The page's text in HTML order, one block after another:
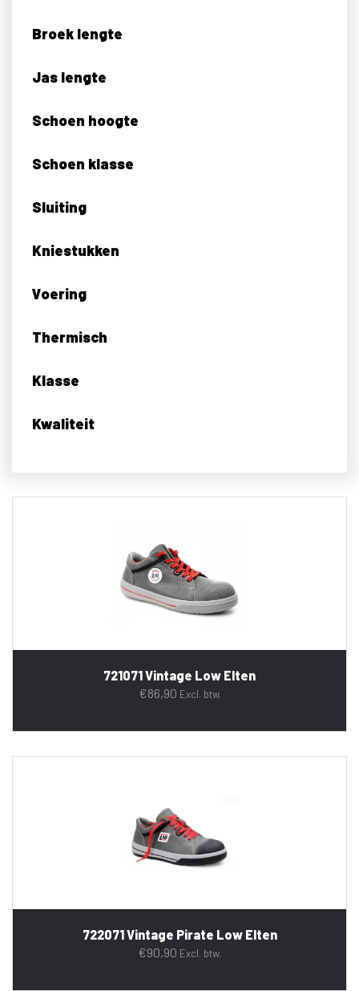
Broek lengte
Jas lengte
Schoen hoogte
Schoen klasse
Sluiting
Kniestukken
Voering
Thermisch
Klasse
Kwaliteit
721071 Vintage Low Elten
€86,90 Excl. btw.
722071 Vintage Pirate Low Elten
€90,90 Excl. btw.